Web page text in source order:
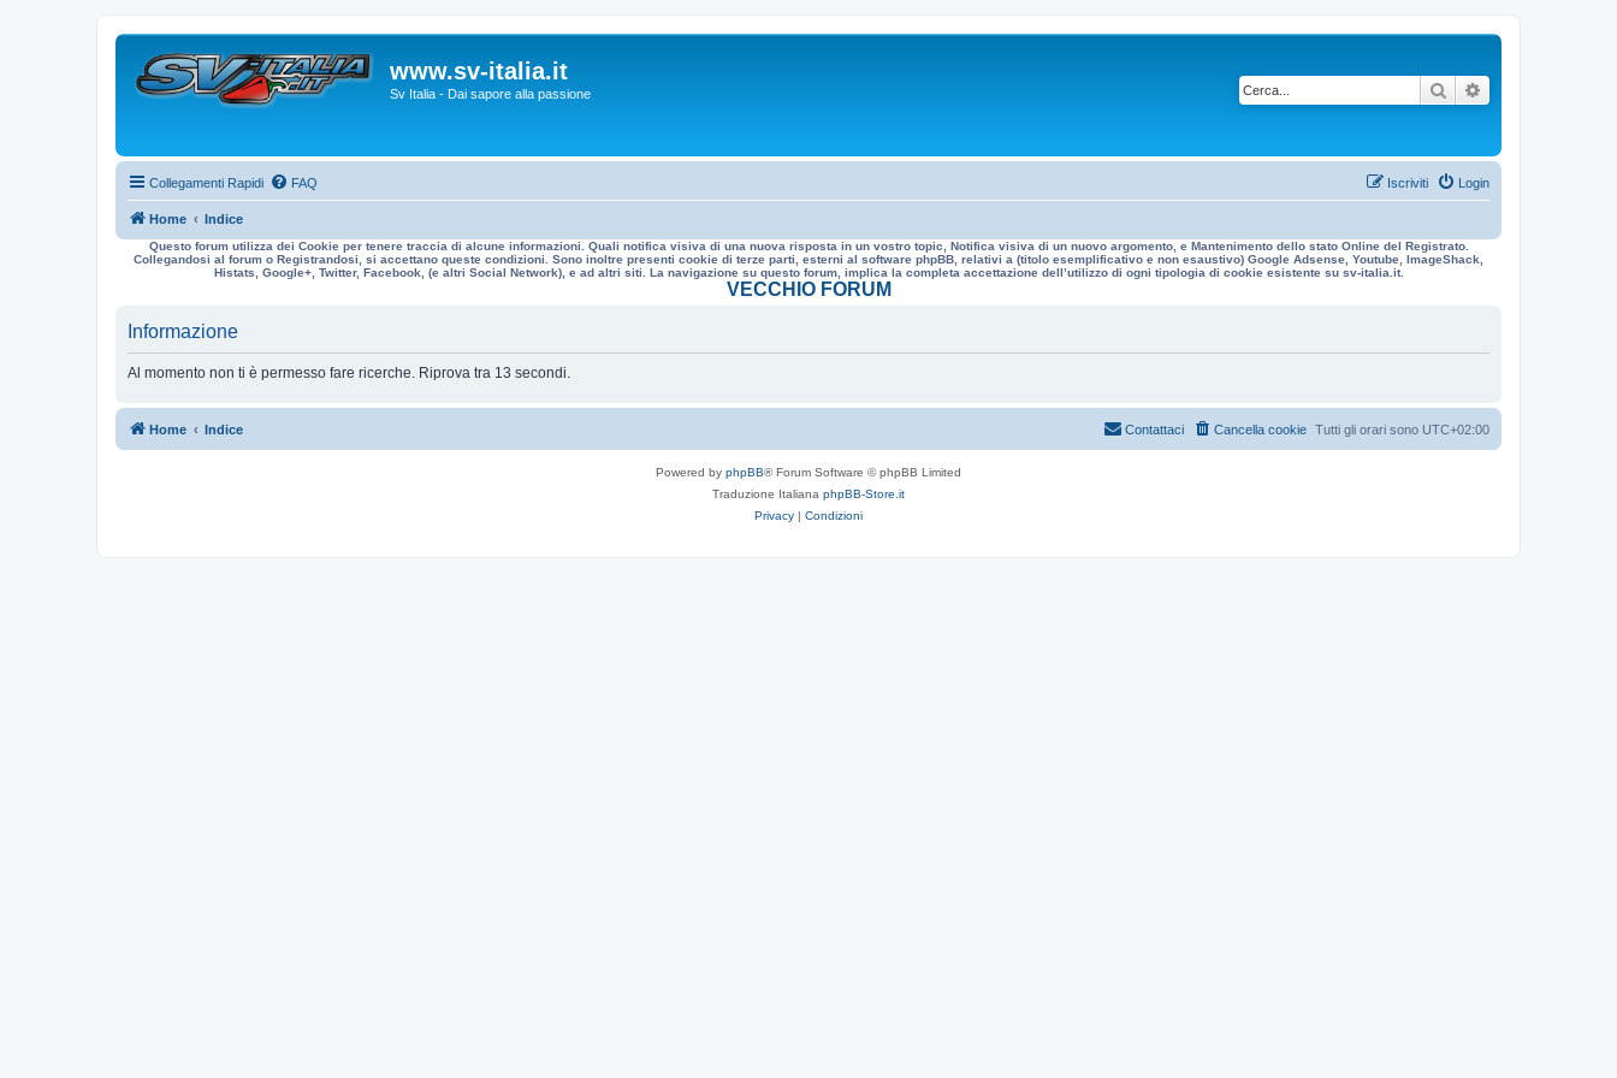
www.sv-italia.it
Sv Italia - Dai sapore alla passione Cerca
Collegamenti Rapidi FAQ Login
Iscriviti
Home Indice
Questo forum utilizza dei Cookie per tenere traccia di alcune informazioni. Quali notifica visiva di una nuova risposta in un vostro topic, Notifica visiva di un nuovo argomento, e Mantenimento dello stato Online del Registrato.
Collegandosi al forum o Registrandosi, si accettano queste condizioni. Sono inoltre presenti cookie di terze parti, esterni al software phpBB, relativi a (titolo esemplificativo e non esaustivo) Google Adsense, Youtube, ImageShack,
Histats, Google+, Twitter, Facebook, (e altri Social Network), e ad altri siti. La navigazione su questo forum, implica la completa accettazione dell’utilizzo di ogni tipologia di cookie esistente su sv-italia.it.
VECCHIO FORUM
Informazione
Al momento non ti è permesso fare ricerche. Riprova tra 13 secondi.
Home Indice Tutti gli orari sono UTC+02:00
Cancella cookie
Contattaci
Powered by phpBB® Forum Software © phpBB Limited
Traduzione Italiana phpBB-Store.it
Privacy | Condizioni